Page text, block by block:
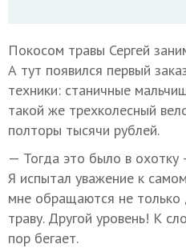
Покосом травы Сергей
А тут появился первый
техники: станичные
такой же трехколесный
полторы тысячи рублей.
— Тогда это было в охотку
Я испытал уважение к
мне обращаются не только
траву. Другой уровень! К
пор бегает.